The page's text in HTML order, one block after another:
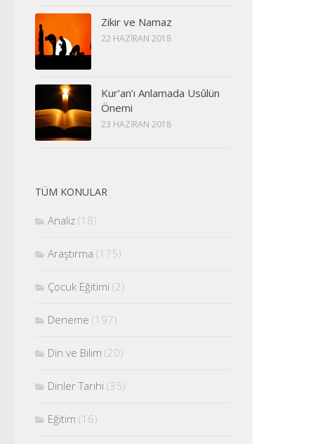
Zikir ve Namaz
22 HAZIRAN 2018
Kur’an’ı Anlamada Usûlün
Önemi
23 HAZIRAN 2018
TÜM KONULAR
Analiz (18)
Araştırma (175)
Çocuk Eğitimi (2)
Deneme (197)
Din ve Bilim (20)
Dinler Tarihi (35)
Eğitim (16)